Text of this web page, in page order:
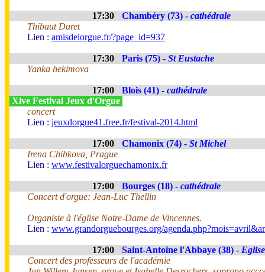
17:30 Chambéry (73) - cathédrale
Thibaut Duret
Lien : amisdelorgue.fr/?page_id=937
17:30 Paris (75) - St Eustache
Yanka hekimova
17:00 Blois (41) - cathédrale
Xive Festival Jeux d'Orgue
concert
Lien : jeuxdorgue41.free.fr/festival-2014.html
17:00 Chamonix (74) - St Michel
Irena Chibkova, Prague
Lien : www.festivalorguechamonix.fr
17:00 Bourges (18) - cathédrale
Concert d'orgue: Jean-Luc Thellin
Organiste à l'église Notre-Dame de Vincennes.
Lien : www.grandorguebourges.org/
17:00 Saint-Antoine l'Abbaye (38) -
Concert des professeurs de l'académie